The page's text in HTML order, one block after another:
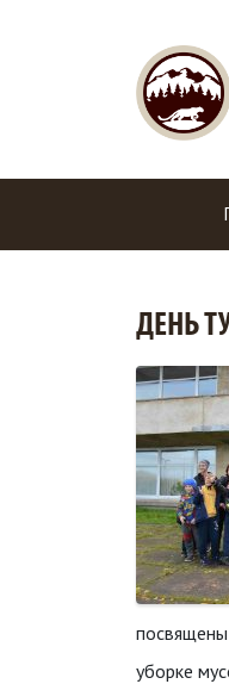
ДЕНЬ
уборке